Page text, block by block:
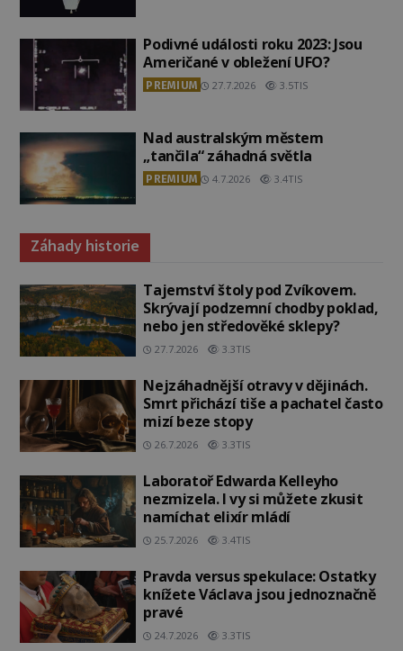
Podivné události roku 2023: Jsou
Američané v obležení UFO?
PREMIUM 27.7.2026 3.5TIS
Nad australským městem
„tančila“ záhadná světla
PREMIUM 4.7.2026 3.4TIS
Záhady historie
Tajemství štoly pod Zvíkovem.
Skrývají podzemní chodby poklad,
nebo jen středověké sklepy?
27.7.2026 3.3TIS
Nejzáhadnější otravy v dějinách.
Smrt přichází tiše a pachatel často
mizí beze stopy
26.7.2026 3.3TIS
Laboratoř Edwarda Kelleyho
nezmizela. I vy si můžete zkusit
namíchat elixír mládí
25.7.2026 3.4TIS
Pravda versus spekulace: Ostatky
knížete Václava jsou jednoznačně
pravé
24.7.2026 3.3TIS